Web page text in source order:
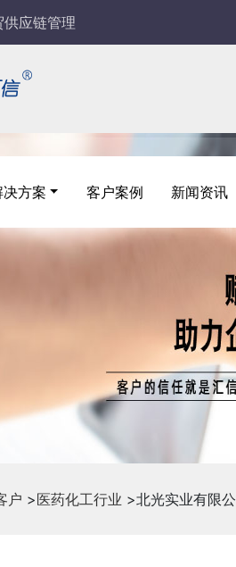
应链管理
决方案 客户案例 新闻资讯
户 >医药化工行业 >北光实业有限